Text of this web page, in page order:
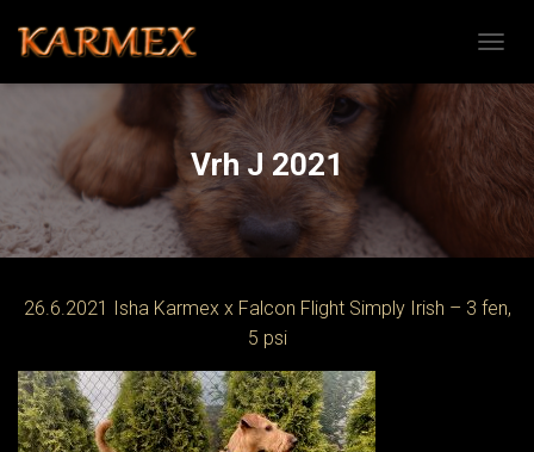
Vrh J 2021
26.6.2021 Isha Karmex x Falcon Flight Simply Irish – 3 fen,
5 psi